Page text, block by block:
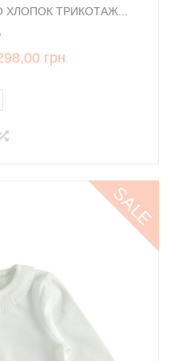
ХЛОПОК ТРИКОТАЖ...
грн
SALE